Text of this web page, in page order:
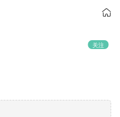
关注